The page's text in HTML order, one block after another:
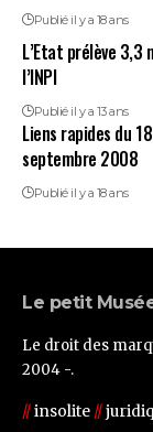
Publié il y a 18 ans
L’Etat prélève
l’INPI
Publié il y a 13 ans
Liens rapides du
septembre 2008
Publié il y a 18 ans
Le petit
Le droit des
2004 -.
//insolite //